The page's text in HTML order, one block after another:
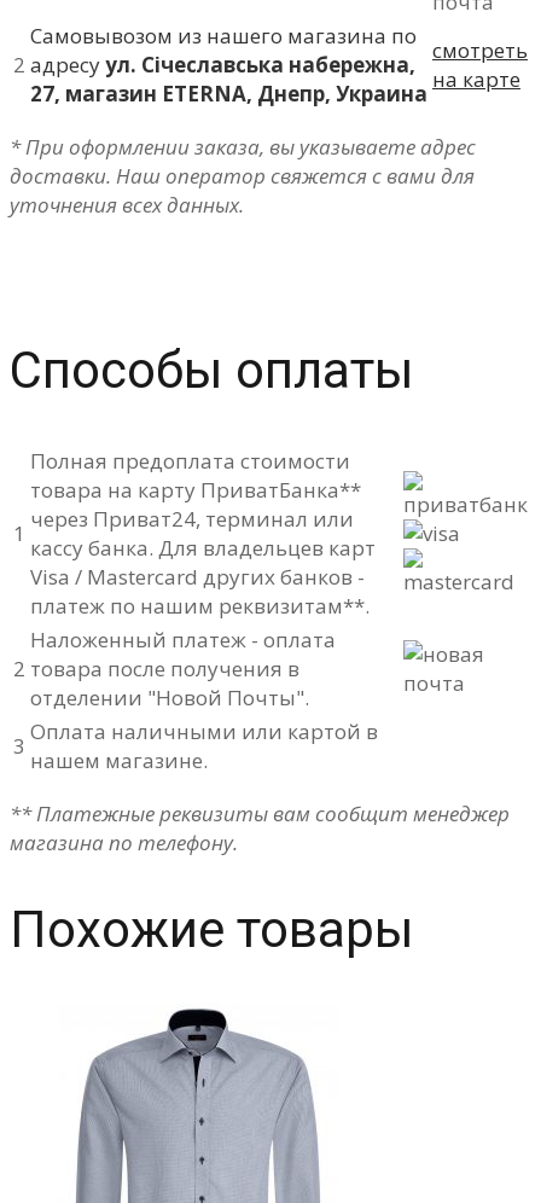
2
Самовывозом из нашего магазина по
адресуул. Січеславська набережна,
27, магазин ETERNA, Днепр, Украина
смотреть
на карте
* При оформлении заказа, вы указываете адрес
доставки. Наш оператор свяжется с вами для
уточнения всех данных.
Способы оплаты
1
Полная предоплата стоимости
товара на карту ПриватБанка**
через Приват24, терминал или
кассу банка. Для владельцев карт
Visa / Mastercard других банков -
платеж по нашим реквизитам**.
2
Наложенный платеж - оплата
товара после получения в
отделении "Новой Почты".
3
Оплата наличными или картой в
нашем магазине.
** Платежные реквизиты вам сообщит менеджер
магазина по телефону.
Похожие товары